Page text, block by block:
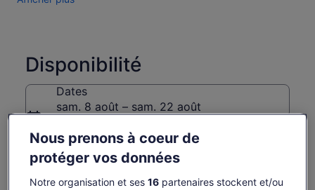
Disponibilité
Dates
sam. 8 août – sam. 22 août
Voyageurs
1 voyageur
sam. 8 août dim. 9 août lun. 10 août mar. 11 août
Nous prenons à coeur de
protéger vos données
Notre organisation et ses 16partenaires stockent et/ou